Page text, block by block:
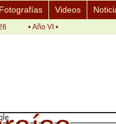
Fotografías Videos
• Año VI •